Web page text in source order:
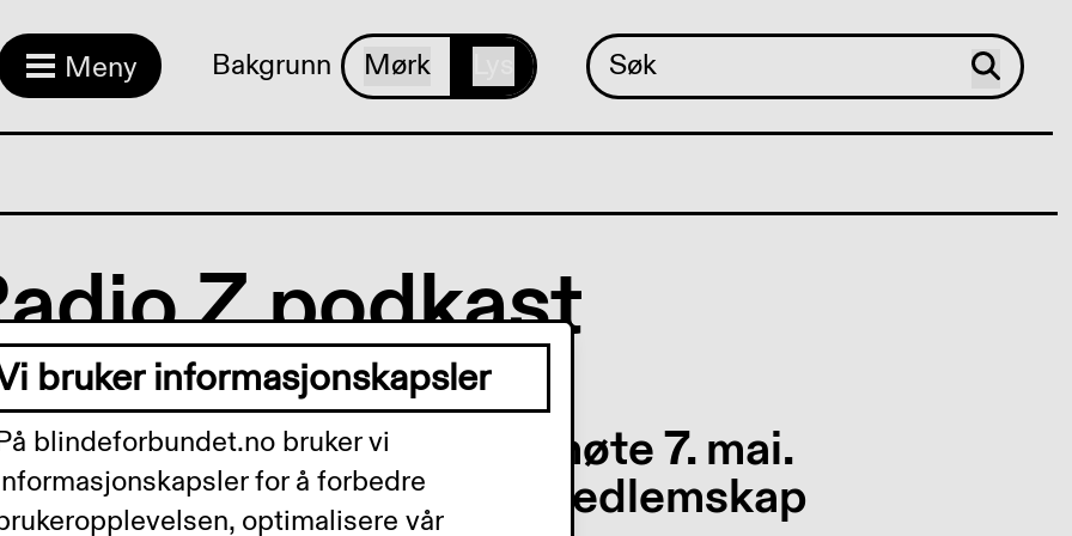
Meny Bakgrunn Mørk
Z podkast
- Spesial - medlemsmøte 7. mai.
og arbeid, og medlemskap
bruker informasjonskapsler
blindeforbundet.no bruker vi
for å forbedre
optimalisere vår